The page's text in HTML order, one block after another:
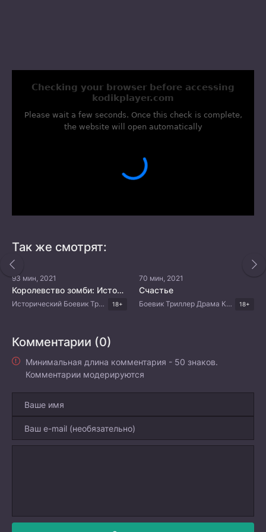
Так же смотрят:
93 мин, 2021
Королевство зомби: История Ашинь
Исторический Боевик Триллер Драма Корейские дорамы 18+
70 мин, 2021
Счастье
Боевик Триллер Драма Корейские дорамы 18+
Комментарии (0)
Минимальная длина комментария - 50 знаков.
Комментарии модерируются